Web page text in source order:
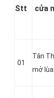
Stt
cửa
01
Tân
mở